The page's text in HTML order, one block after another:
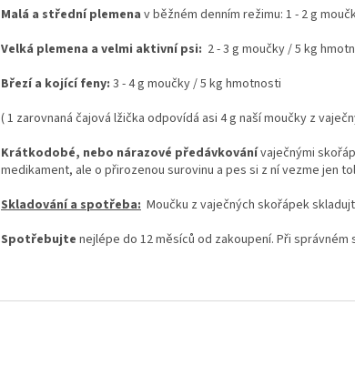
Malá a střední plemena v běžném denním režimu: 1 - 2 g
Velká plemena a velmi aktivní psi: 2 - 3 g moučky / 5 kg
Březí a kojící feny: 3 - 4 g moučky / 5 kg hmotnosti
( 1 zarovnaná čajová lžička odpovídá asi 4 g naší moučky z
Krátkodobé, nebo nárazové předávkovánívaječnými
medikament, ale o přirozenou surovinu a pes si z ní vezme jen
Skladování a spotřeba: Moučku z vaječných skořápek
Spotřebujte nejlépe do 12 měsíců od zakoupení. Při